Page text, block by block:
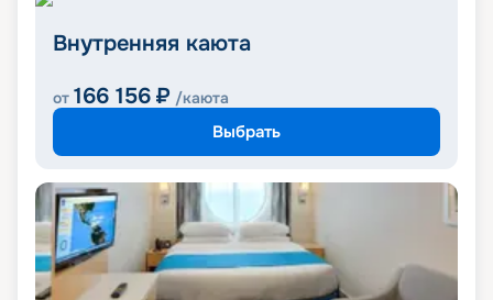
Внутренняя каюта
от 166 156 ₽ /каюта
Выбрать